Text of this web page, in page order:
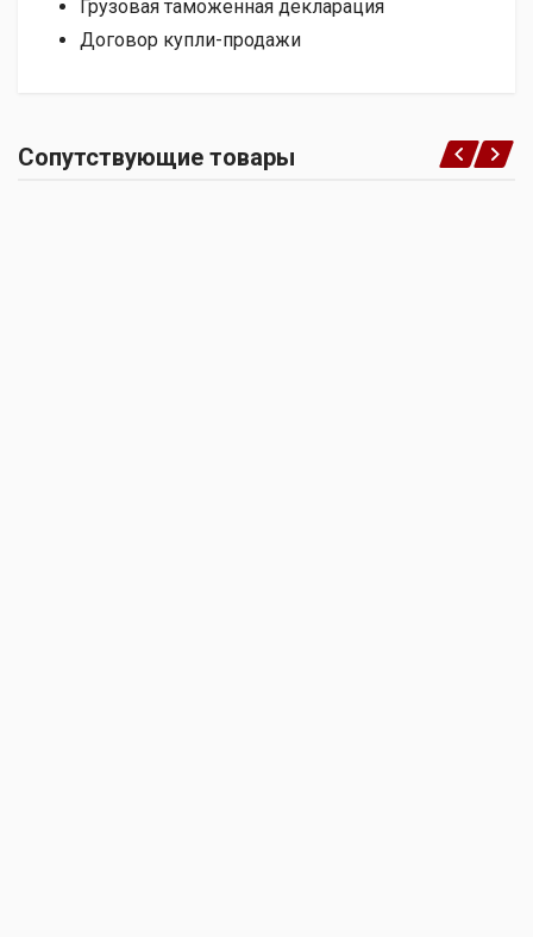
Грузовая таможенная декларация
Договор купли-продажи
Сопутствующие товары